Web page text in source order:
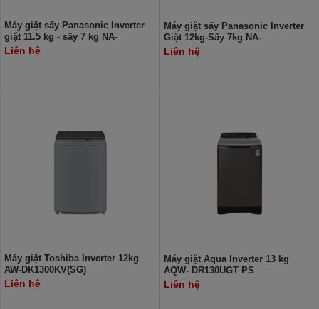
Máy giặt sấy Panasonic Inverter
giặt 11.5 kg - sấy 7 kg NA-
S23DW1BVT
Liên hệ
Máy giặt sấy Panasonic Inverter
Giặt 12kg-Sấy 7kg NA-
S24DW1BVT
Liên hệ
Máy giặt Toshiba Inverter 12kg
AW-DK1300KV(SG)
Liên hệ
Máy giặt Aqua Inverter 13 kg
AQW- DR130UGT PS
Liên hệ